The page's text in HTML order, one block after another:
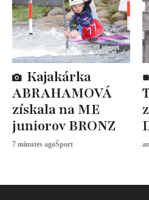
ABRAHAMOVÁ
získala na ME
juniorov BRONZ
7 minutes agoŠport